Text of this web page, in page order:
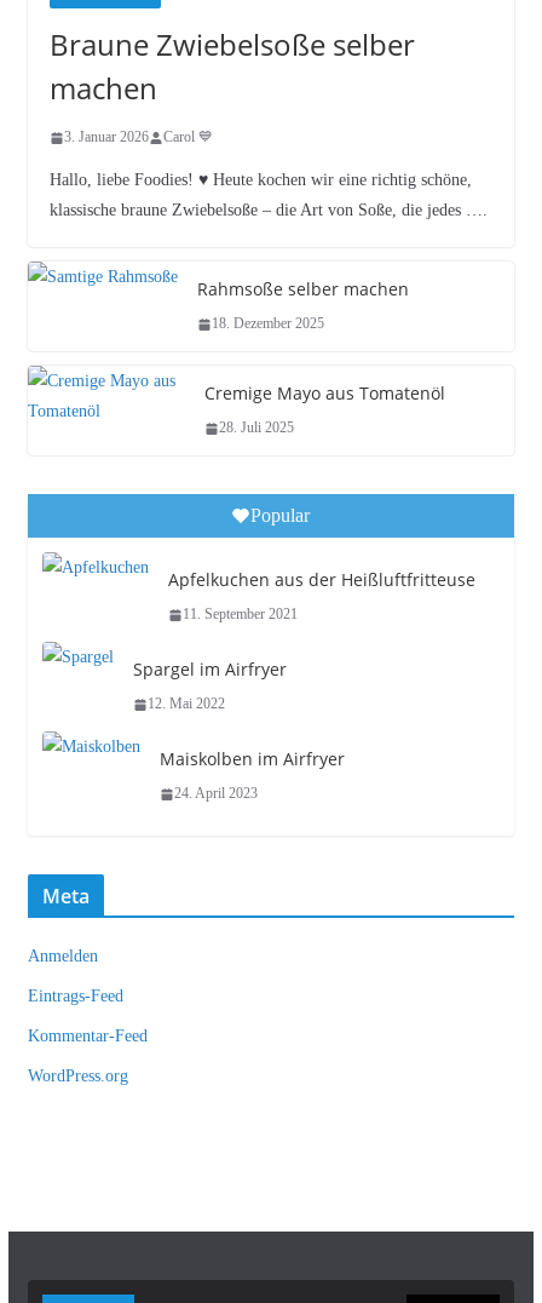
Braune Zwiebelsoße selber
machen
3. Januar 2026 Carol 💙
Hallo, liebe Foodies! ♥︎ Heute kochen wir eine richtig schöne,
klassische braune Zwiebelsoße – die Art von Soße, die jedes ….
Rahmsoße selber machen
18. Dezember 2025
Cremige Mayo aus Tomatenöl
28. Juli 2025
Popular
Apfelkuchen aus der Heißluftfritteuse
11. September 2021
Spargel im Airfryer
12. Mai 2022
Maiskolben im Airfryer
24. April 2023
Meta
Anmelden
Eintrags-Feed
Kommentar-Feed
WordPress.org